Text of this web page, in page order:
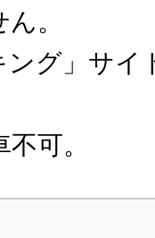
。
ング」サイ
可。